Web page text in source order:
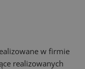
w firmie
realizowanych